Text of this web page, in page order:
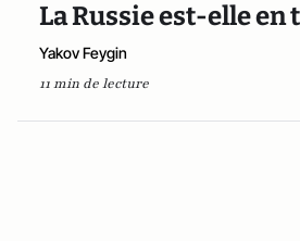
La Russie est-elle en
Yakov Feygin
11 min de lecture